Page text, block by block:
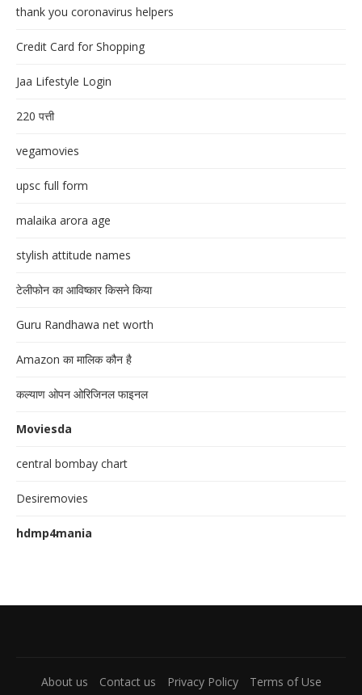
thank you coronavirus helpers
Credit Card for Shopping
Jaa Lifestyle Login
220 पत्ती
vegamovies
upsc full form
malaika arora age
stylish attitude names
टेलीफोन का आविष्कार किसने किया
Guru Randhawa net worth
Amazon का मालिक कौन है
कल्याण ओपन ओरिजिनल फाइनल
Moviesda
central bombay chart
Desiremovies
hdmp4mania
About us Contact us Privacy Policy Terms of Use